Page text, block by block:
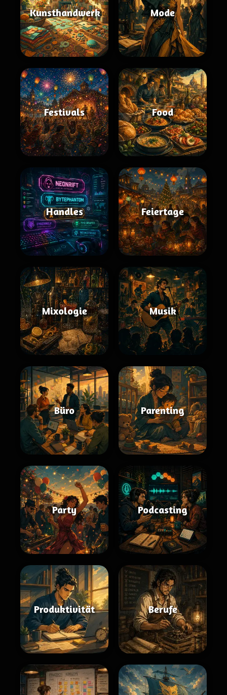
Kunsthandwerk Mode
Festivals Food
Handles Feiertage
Mixologie Musik
Büro Parenting
Party Podcasting
Produktivität Berufe